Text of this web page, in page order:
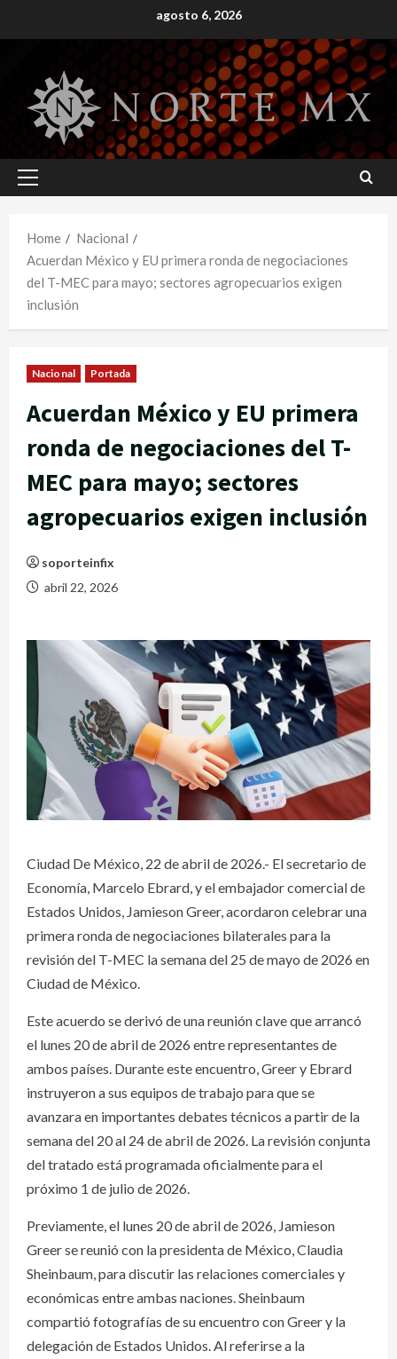
to
agosto 6, 2026
Primary
Home
Nacional
Acuerdan México y EU primera ronda de negociaciones
del T-MEC para mayo; sectores agropecuarios exigen
inclusión
Nacional Portada
Acuerdan México y EU primera
ronda de negociaciones del T-
MEC para mayo; sectores
agropecuarios exigen inclusión
soporteinfix
abril 22, 2026
Ciudad De México, 22 de abril de 2026.- El secretario de
Economía, Marcelo Ebrard, y el embajador comercial de
Estados Unidos, Jamieson Greer, acordaron celebrar una
primera ronda de negociaciones bilaterales para la
revisión del T-MEC la semana del 25 de mayo de 2026 en
Ciudad de México.
Este acuerdo se derivó de una reunión clave que arrancó
el lunes 20 de abril de 2026 entre representantes de
ambos países. Durante este encuentro, Greer y Ebrard
instruyeron a sus equipos de trabajo para que se
avanzara en importantes debates técnicos a partir de la
semana del 20 al 24 de abril de 2026. La revisión conjunta
del tratado está programada oficialmente para el
próximo 1 de julio de 2026.
Previamente, el lunes 20 de abril de 2026, Jamieson
Greer se reunió con la presidenta de México, Claudia
Sheinbaum, para discutir las relaciones comerciales y
económicas entre ambas naciones. Sheinbaum
compartió fotografías de su encuentro con Greer y la
delegación de Estados Unidos. Al referirse a la